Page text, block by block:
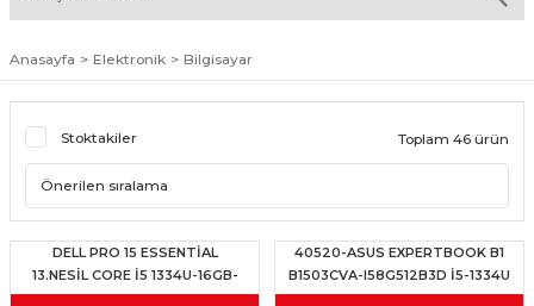
Anasayfa Elektronik Bilgisayar
Stoktakiler Toplam 46 ürün
DELL PRO 15 ESSENTİAL
13.NESİL CORE İ5 1334U-16GB-
512GB SSD-15.6İNC-W11
40520-ASUS EXPERTBOOK B1
B1503CVA-I58G512B3D İ5-1334U
8GB 512GB SSD O/B INTEL UHD